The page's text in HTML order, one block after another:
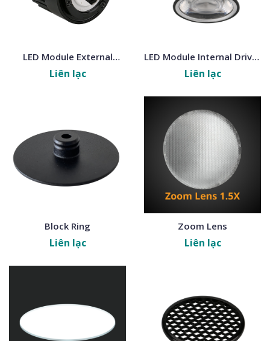
LED Module External
Driver Basic
Liên lạc
LED Module Internal Driver
Eco
Liên lạc
Block Ring
Liên lạc
Zoom Lens
Liên lạc